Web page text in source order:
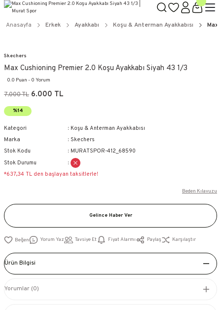
Anasayfa Erkek Ayakkabı Koşu & Anterman Ayakkabısı Max
Skechers
Max Cushioning Premier 2.0 Koşu Ayakkabı Siyah 43 1/3
0.0 Puan - 0 Yorum
7.000 TL 6.000 TL
%14
Kategori
Koşu & Anterman Ayakkabısı
Marka
Skechers
Stok Kodu
MURATSPOR-412_68590
Stok Durumu
*637,34 TL den başlayan taksitlerle!
Beden Kılavuzu
Gelince Haber Ver
Yorum Yaz Tavsiye Et Fiyat Alarmı Paylaş Karşılaştır
Ürün Bilgisi
Yorumlar (0)